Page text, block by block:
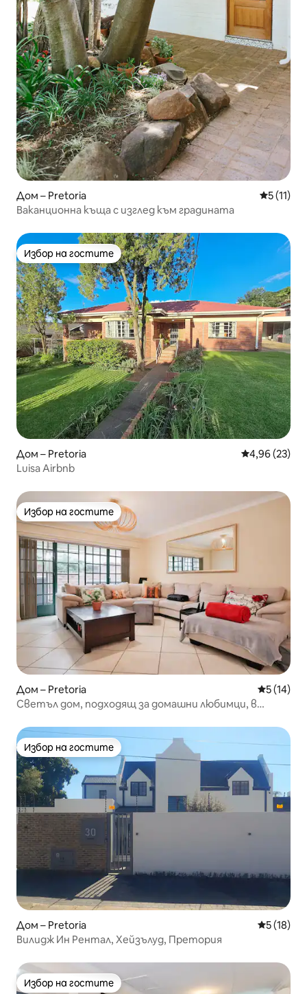
Дом – Pretoria Средна
5 (11)
Ваканционна къща с изглед към градината
Избор на гостите
Избор на гостите
Дом – Pretoria Средна
4,96 (23)
Luisa Airbnb
Избор на гостите
Избор на гостите
Дом – Pretoria Средна
5 (14)
Светъл дом, подходящ за домашни любимци, в
Избор на гостите
Избор на гостите
Дом – Pretoria Средна
5 (18)
Вилидж Ин Рентал, Хейзълуд, Претория
Избор на гостите
Избор на гостите